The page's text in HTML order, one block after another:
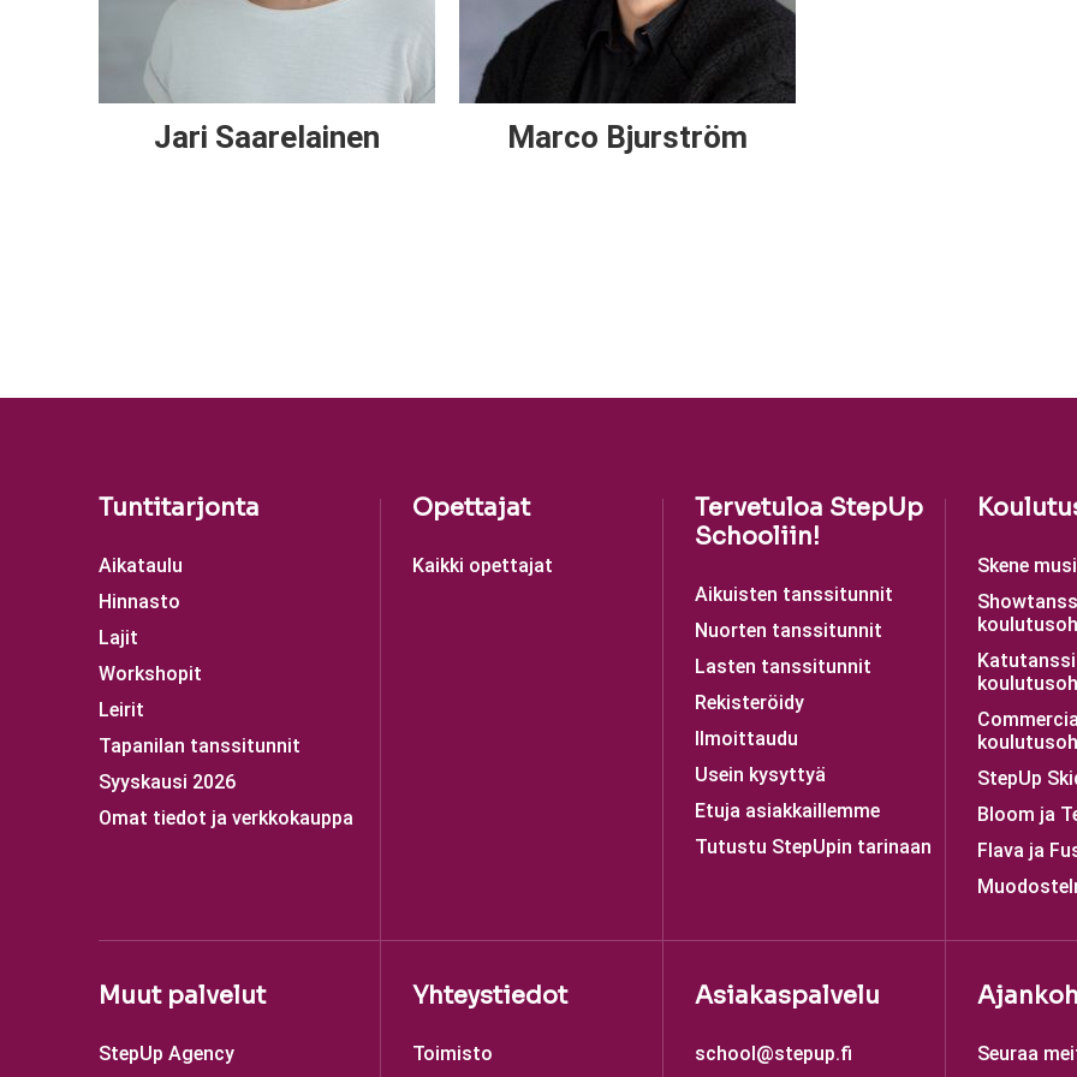
Jari Saarelainen Marco Bjurström
Tuntitarjonta
Aikataulu
Hinnasto
Lajit
Workshopit
Leirit
Tapanilan tanssitunnit
Syyskausi 2026
Omat tiedot ja verkkokauppa
Opettajat
Kaikki opettajat
Tervetuloa StepUp
Schooliin!
Aikuisten tanssitunnit
Nuorten tanssitunnit
Lasten tanssitunnit
Rekisteröidy
Ilmoittaudu
Usein kysyttyä
Etuja asiakkaillemme
Tutustu StepUpin tarinaan
Skene
StepUp
Bloom ja
Flava ja
Muut palvelut
StepUp Agency
Yhteystiedot
Toimisto
Asiakaspalvelu
school@stepup.fi Seuraa